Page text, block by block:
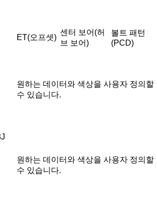
ET(오프셋)
센터 보어(허
브 보어)
볼트 패턴
(PCD)
원하는 데이터와 색상을 사용자 정의할
수 있습니다.
원하는 데이터와 색상을 사용자 정의할
수 있습니다.